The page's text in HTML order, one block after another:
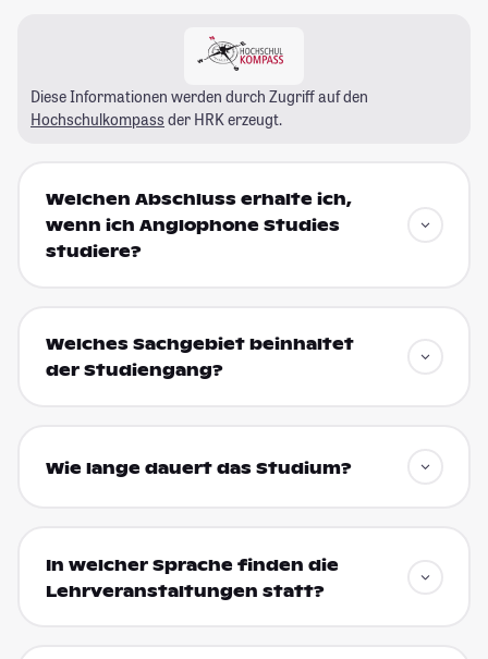
Diese Informationen werden durch Zugriff auf den
Hochschulkompass der HRK erzeugt.
Welchen Abschluss erhalte ich,
wenn ich Anglophone Studies
studiere?
Welches Sachgebiet beinhaltet
der Studiengang?
Wie lange dauert das Studium?
In welcher Sprache finden die
Lehrveranstaltungen statt?